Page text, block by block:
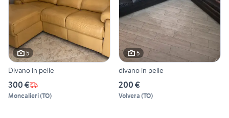
5
Divano in pelle
300 €
Moncalieri(TO)
5
divano in pelle
200 €
Volvera (TO)